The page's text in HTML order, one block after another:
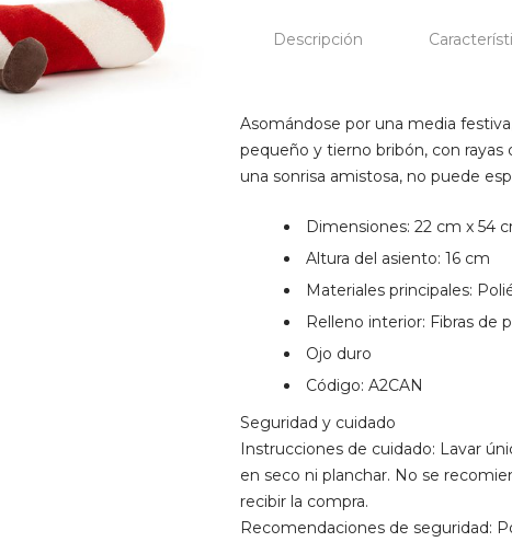
Descripción
Asomándose por una media
pequeño y tierno bribón, con
una sonrisa amistosa, no puede
Dimensiones: 22 cm x 54
Altura del asiento: 16 cm
Materiales principales:
Relleno interior: Fibras de
Ojo duro
Código: A2CAN
Seguridad y cuidado
Instrucciones de cuidado: Lavar
en seco ni planchar. No se
recibir la compra.
Recomendaciones de seguridad: